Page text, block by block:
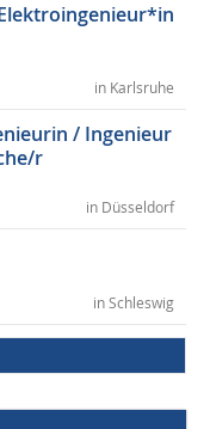
in Karlsruhe
/ Ingenieur
r
in Düsseldorf
in Schleswig